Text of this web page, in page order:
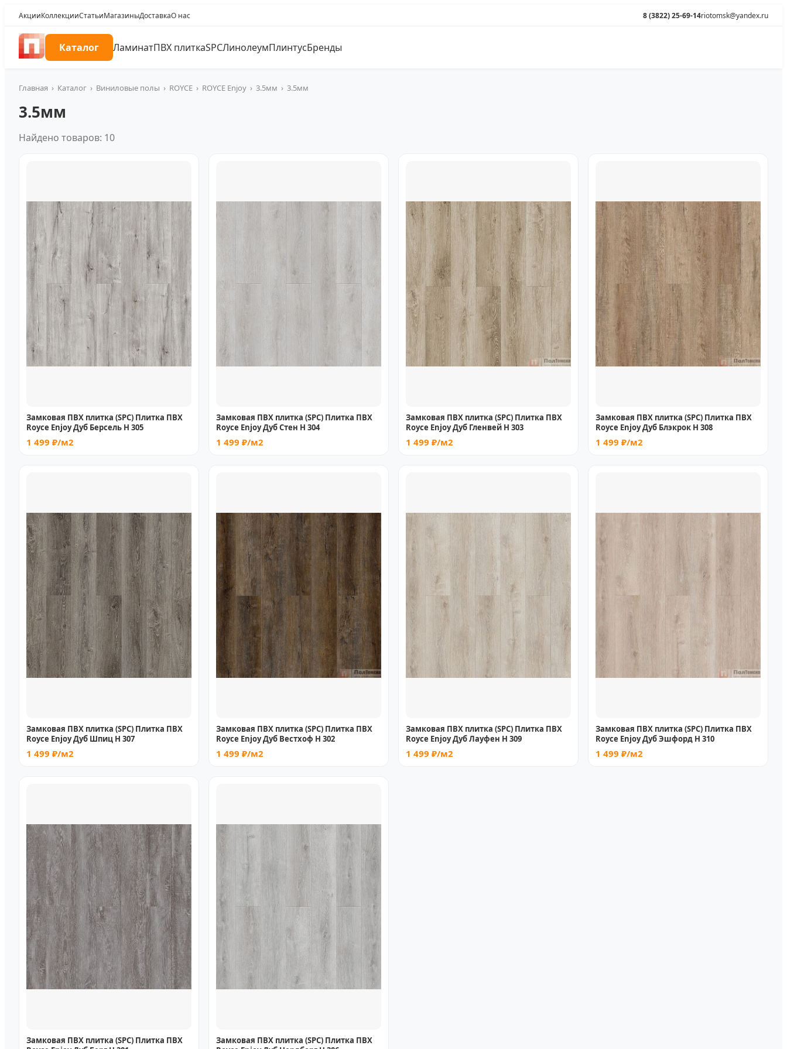
АкцииКоллекцииСтатьиМагазиныДоставкаО нас 8 (3822) 25-69-14riotomsk@yandex.ru
Каталог ЛаминатПВХ плиткаSPCЛинолеумПлинтусБренды
Главная › Каталог › Виниловые полы › ROYCE › ROYCE Enjoy › 3.5мм › 3.5мм
3.5мм
Найдено товаров: 10
Замковая ПВХ плитка (SPC) Плитка ПВХ
Royce Enjoy Дуб Берсель Н 305
1 499 ₽/м2
Замковая ПВХ плитка (SPC) Плитка ПВХ
Royce Enjoy Дуб Стен Н 304
1 499 ₽/м2
Замковая ПВХ плитка (SPC) Плитка ПВХ
Royce Enjoy Дуб Гленвей Н 303
1 499 ₽/м2
Замковая ПВХ плитка (SPC) Плитка ПВХ
Royce Enjoy Дуб Блэкрок Н 308
1 499 ₽/м2
Замковая ПВХ плитка (SPC) Плитка ПВХ
Royce Enjoy Дуб Шпиц Н 307
1 499 ₽/м2
Замковая ПВХ плитка (SPC) Плитка ПВХ
Royce Enjoy Дуб Вестхоф Н 302
1 499 ₽/м2
Замковая ПВХ плитка (SPC) Плитка ПВХ
Royce Enjoy Дуб Лауфен Н 309
1 499 ₽/м2
Замковая ПВХ плитка (SPC) Плитка ПВХ
Royce Enjoy Дуб Эшфорд Н 310
1 499 ₽/м2
Замковая ПВХ плитка (SPC) Плитка ПВХ
Замковая ПВХ плитка (SPC) Плитка ПВХ